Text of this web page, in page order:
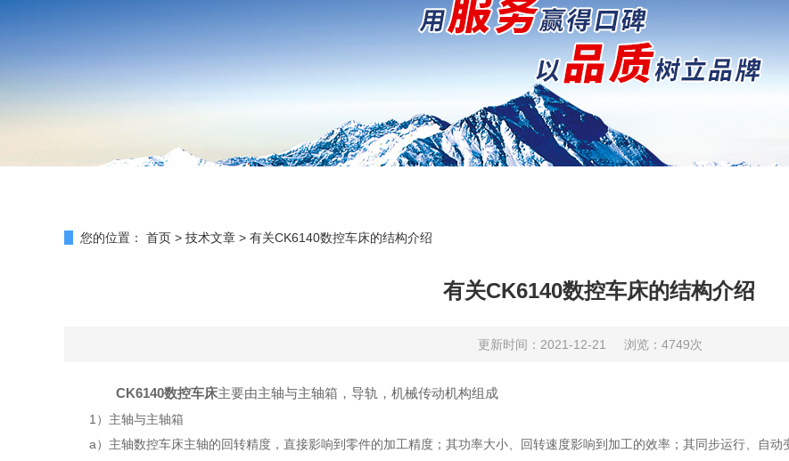
您的位置： 首页 > 技术文章 > 有关CK6140数控车床的结构介绍
有关CK6140数控车床的结构介绍
更新时间：2021-12-21 浏览：4749次
CK6140数控车床主要由主轴与主轴箱，导轨，机械传动机构组成
1）主轴与主轴箱
a）主轴数控车床主轴的回转精度，直接影响到零件的加工精度；其功率大小、回转速度影响到加工的效率；其同步运行、自动